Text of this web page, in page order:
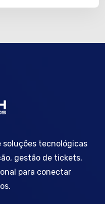
soluções tecnológicas
gestão de tickets,
para conectar